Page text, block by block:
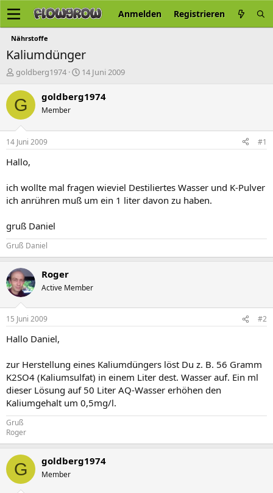
Anmelden Registrieren
Nährstoffe
Kaliumdünger
E
s
t
e
r
goldberg1974
E
s
t
t
14 Juni 2009
G goldberg1974
Member
14 Juni 2009 #1
Hallo,
ich wollte mal fragen wieviel Destiliertes Wasser und K-Pulver
ich anrühren muß um ein 1 liter davon zu haben.
gruß Daniel
Gruß Daniel
Roger
Active Member
15 Juni 2009 #2
Hallo Daniel,
zur Herstellung eines Kaliumdüngers löst Du z. B. 56 Gramm
K2SO4 (Kaliumsulfat) in einem Liter dest. Wasser auf. Ein ml
dieser Lösung auf 50 Liter AQ-Wasser erhöhen den
Kaliumgehalt um 0,5mg/l.
Gruß
Roger
G goldberg1974
Member